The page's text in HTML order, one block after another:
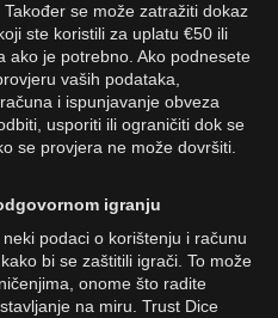
se može zatražiti dokaz
ste koristili za uplatu €50 ili
ako je potrebno. Ako podnesete
vaših podataka,
i ispunjavanje obveza
usporiti ili ograničiti dok se
se provjera ne može dovršiti.
igranju
podaci o korištenju i računu
bi se zaštitili igrači. To može
onome što radite
na miru. Trust Dice